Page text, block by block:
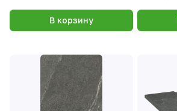
В корзину